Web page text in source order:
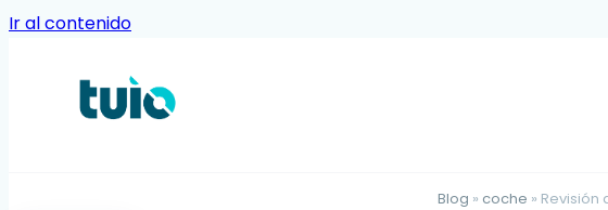
Ir al contenido
Blog » coche » Revisión